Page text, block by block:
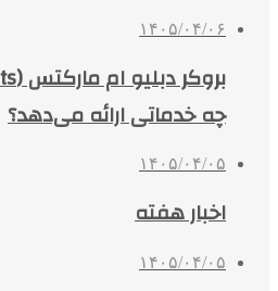
۱۴۰۵/۰۴/۰۶
چه خدماتی ارائه می‌دهد؟
۱۴۰۵/۰۴/۰۵
اخبار هفته
۱۴۰۵/۰۴/۰۵